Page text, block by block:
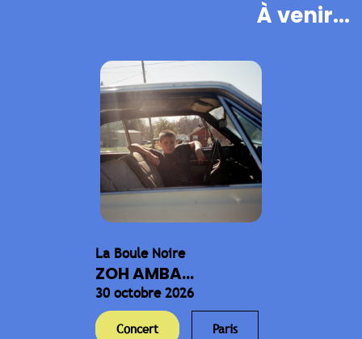
À venir...
La Boule Noire
ZOH AMBA...
30 octobre 2026
Concert Paris